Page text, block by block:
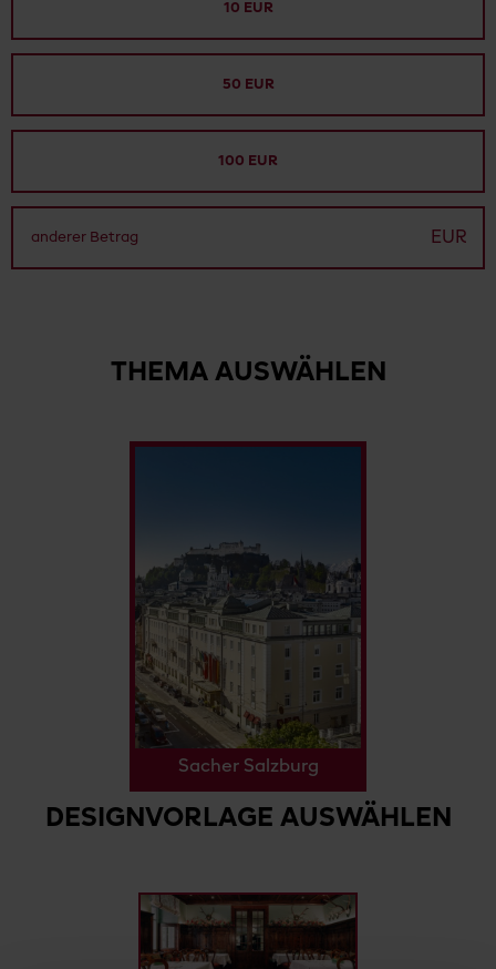
10 EUR
50 EUR
100 EUR
EUR
THEMA AUSWÄHLEN
Sacher Salzburg
DESIGNVORLAGE AUSWÄHLEN